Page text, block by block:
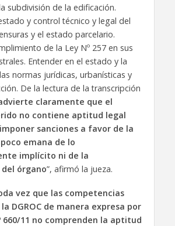
subdivisión de la edificación.
y control técnico y legal del
y el estado parcelario.
de la Ley Nº 257 en sus
Entender en el estado y la
normas jurídicas, urbanísticas y
De la lectura de la transcripción
claramente que el
no contiene aptitud legal
sanciones a favor de la
emana de lo
implícito ni de la
órgano”, afirmó la jueza.
vez que las competencias
DGROC de manera expresa por
660/11 no comprenden la aptitud